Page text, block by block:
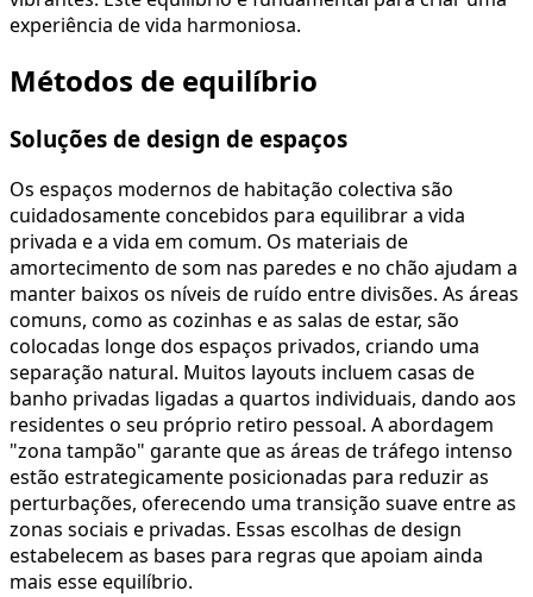
experiência de vida harmoniosa.
Métodos de equilíbrio
Soluções de design de espaços
Os espaços modernos de habitação colectiva são
cuidadosamente concebidos para equilibrar a vida
privada e a vida em comum. Os materiais de
amortecimento de som nas paredes e no chão ajudam a
manter baixos os níveis de ruído entre divisões. As áreas
comuns, como as cozinhas e as salas de estar, são
colocadas longe dos espaços privados, criando uma
separação natural. Muitos layouts incluem casas de
banho privadas ligadas a quartos individuais, dando aos
residentes o seu próprio retiro pessoal. A abordagem
"zona tampão" garante que as áreas de tráfego intenso
estão estrategicamente posicionadas para reduzir as
perturbações, oferecendo uma transição suave entre as
zonas sociais e privadas. Essas escolhas de design
estabelecem as bases para regras que apoiam ainda
mais esse equilíbrio.